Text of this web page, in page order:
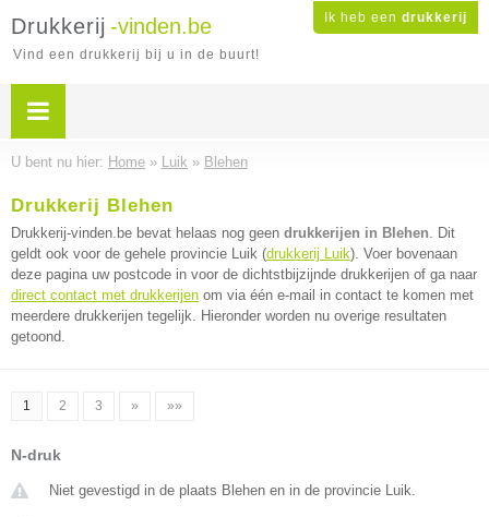
Ik heb een drukkerij
Drukkerij -vinden.be
Vind een drukkerij bij u in de buurt!
U bent nu hier: Home » Luik » Blehen
Drukkerij Blehen
Drukkerij-vinden.be bevat helaas nog geen drukkerijen in Blehen. Dit
geldt ook voor de gehele provincie Luik (drukkerij Luik). Voer bovenaan
deze pagina uw postcode in voor de dichtstbijzijnde drukkerijen of ga naar
direct contact met drukkerijen om via één e-mail in contact te komen met
meerdere drukkerijen tegelijk. Hieronder worden nu overige resultaten
getoond.
1 2 3 » »»
N-druk
Niet gevestigd in de plaats Blehen en in de provincie Luik.